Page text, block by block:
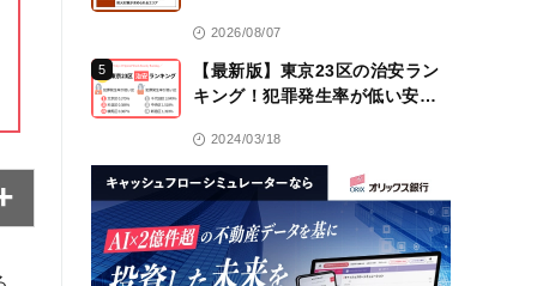
2026/08/07
5
【最新版】東京23区の治安ラン
キング！犯罪発生率が低い安全
2024/03/18